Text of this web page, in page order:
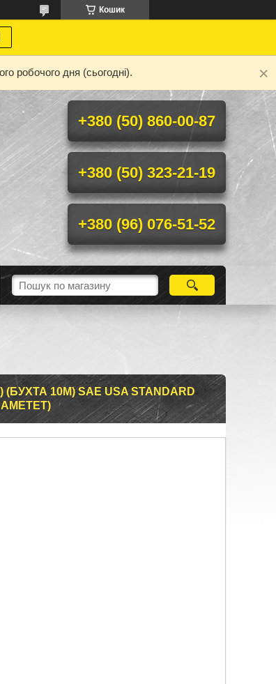
Кошик
робочого дня (сьогодні).
+380 (50) 860-00-87
+380 (50) 323-21-19
+380 (96) 076-51-52
10М) SAE USA STANDARD